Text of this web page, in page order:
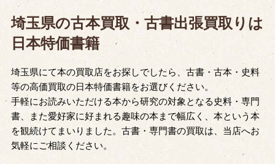
埼玉県の古本買取・古書出張買取りは
日本特価書籍
埼玉県にて本の買取店をお探しでしたら、古書・古本・史料
等の高価買取の日本特価書籍をお選びください。
手軽にお読みいただける本から研究の対象となる史料・専門
書、また愛好家に好まれる趣味の本まで幅広く、本という本
を観続けてまいりました。古書・専門書の買取は、当店へお
気軽にご相談ください。